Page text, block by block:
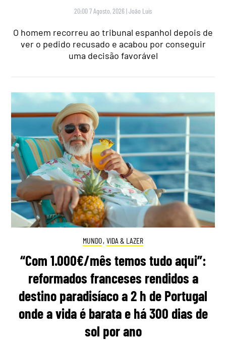
20:00 7 Agosto, 2026 |João Luís
O homem recorreu ao tribunal espanhol depois de
ver o pedido recusado e acabou por conseguir
uma decisão favorável
MUNDO, VIDA & LAZER
“Com 1.000€/mês temos tudo aqui”:
reformados franceses rendidos a
destino paradisíaco a 2 h de Portugal
onde a vida é barata e há 300 dias de
sol por ano